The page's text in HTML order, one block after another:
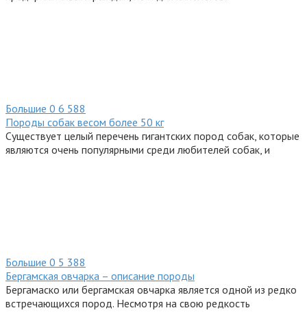
Большие 0 6 588
Породы собак весом более 50 кг
Существует целый перечень гигантских пород собак, которые
являются очень популярными среди любителей собак, и
Большие 0 5 388
Бергамская овчарка – описание породы
Бергамаско или бергамская овчарка является одной из редко
встречающихся пород. Несмотря на свою редкость